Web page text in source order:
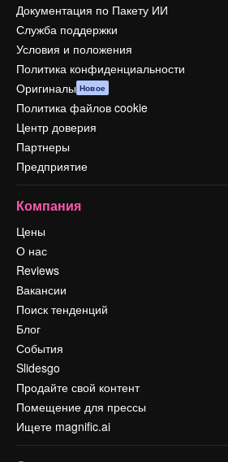
Документация по Пакету ИИ
Служба поддержки
Условия и положения
Политика конфиденциальности
Оригиналы Новое
Политика файлов cookie
Центр доверия
Партнеры
Предприятие
Компания
Цены
О нас
Reviews
Вакансии
Поиск тенденций
Блог
События
Slidesgo
Продайте свой контент
Помещение для прессы
Ищете magnific.ai